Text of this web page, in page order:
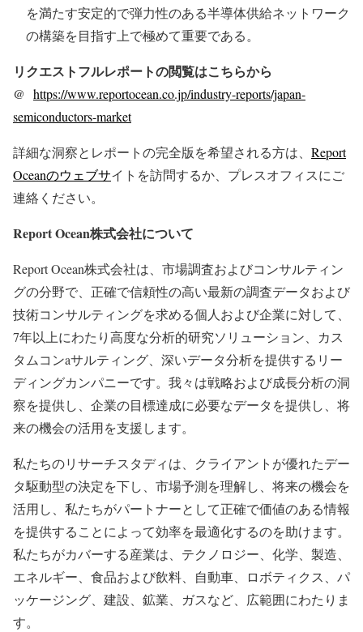
を満たす安定的で弾力性のある半導体供給ネットワーク
の構築を目指す上で極めて重要である。
リクエストフルレポートの閲覧はこちらから
@ https://www.reportocean.co.jp/industry-reports/japan-
semiconductors-market
詳細な洞察とレポートの完全版を希望される方は、 Report
Oceanのウェブサイトを訪問するか、プレスオフィスにご
連絡ください。
Report Ocean株式会社について
Report Ocean株式会社は、市場調査およびコンサルティン
グの分野で、正確で信頼性の高い最新の調査データおよび
技術コンサルティングを求める個人および企業に対して、
7年以上にわたり高度な分析的研究ソリューション、カス
タムコンaサルティング、深いデータ分析を提供するリー
ディングカンパニーです。我々は戦略および成長分析の洞
察を提供し、企業の目標達成に必要なデータを提供し、将
来の機会の活用を支援します。
私たちのリサーチスタディは、クライアントが優れたデー
タ駆動型の決定を下し、市場予測を理解し、将来の機会を
活用し、私たちがパートナーとして正確で価値のある情報
を提供することによって効率を最適化するのを助けます。
私たちがカバーする産業は、テクノロジー、化学、製造、
エネルギー、食品および飲料、自動車、ロボティクス、パ
ッケージング、建設、鉱業、ガスなど、広範囲にわたりま
す。